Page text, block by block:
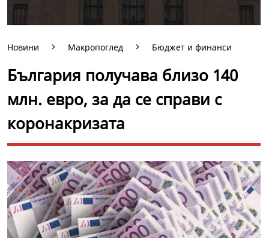
Новини Макропоглед Бюджет и финанси
България получава близо 140
млн. евро, за да се справи с
коронакризата